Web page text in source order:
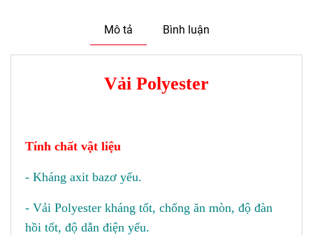
Mô tả Bình luận
Vải Polyester
Tính chất vật liệu
- Kháng axit bazơ yếu.
- Vải Polyester kháng tốt, chống ăn mòn, độ đàn
hồi tốt, độ dẫn điện yếu.